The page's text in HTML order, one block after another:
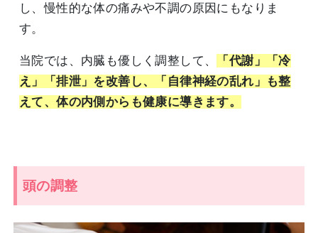
し、慢性的な体の痛みや不調の原因にもなりま
す。
当院では、内臓も優しく調整して、
「代謝」「冷
え」「排泄」を改善し、「自律神経の乱れ」も整
えて、体の内側からも健康に導きます。
頭の調整